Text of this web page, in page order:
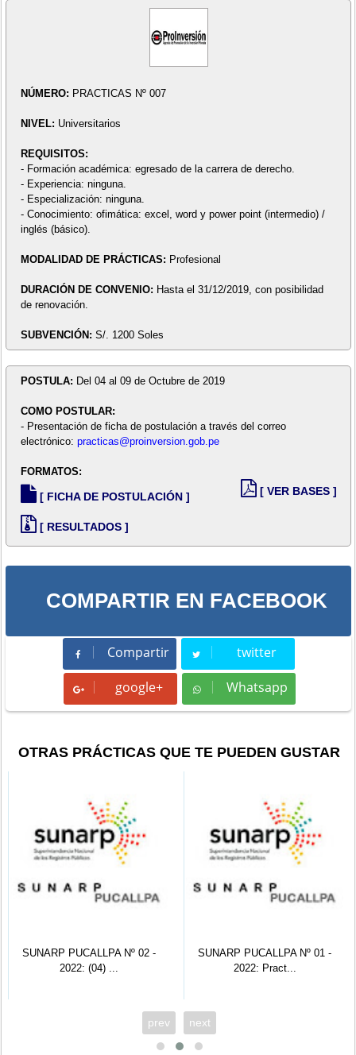
NÚMERO: PRACTICAS Nº 007
NIVEL: Universitarios
REQUISITOS:
- Formación académica: egresado de la carrera de derecho.
- Experiencia: ninguna.
- Especialización: ninguna.
- Conocimiento: ofimática: excel, word y power point (intermedio) /
inglés (básico).
MODALIDAD DE PRÁCTICAS: Profesional
DURACIÓN DE CONVENIO: Hasta el 31/12/2019, con posibilidad
de renovación.
SUBVENCIÓN: S/. 1200 Soles
POSTULA: Del 04 al 09 de Octubre de 2019
COMO POSTULAR:
- Presentación de ficha de postulación a través del correo
electrónico: practicas@proinversion.gob.pe
FORMATOS:
[ FICHA DE POSTULACIÓN ]
[ RESULTADOS ]
[ VER BASES ]
COMPARTIR EN FACEBOOK
Compartir
Compartir twitter
Tweet
google+ Whatsapp
Whatsapp
OTRAS PRÁCTICAS QUE TE PUEDEN GUSTAR
SUNARP PUCALLPA Nº 02 -
2022: (04) ...
SUNARP PUCALLPA Nº 01 -
2022: Pract...
prev next